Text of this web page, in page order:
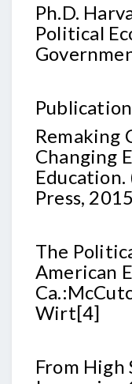
Ph.D.
Political
Remaking
Changing
Press,
The
American
Wirt[4]
From High